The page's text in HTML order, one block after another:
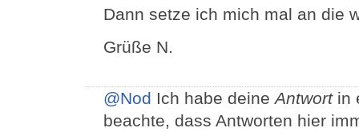
Dann setze ich mich mal an die
Grüße N.
@Nod Ich habe deineAntwortin
beachte, dass Antworten hier